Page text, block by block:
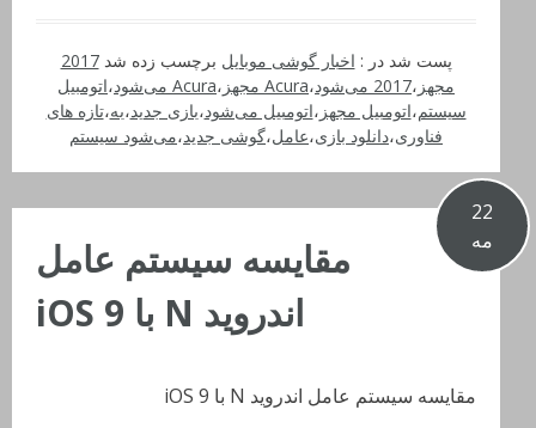
پست شد در : اخبار گوشی موبایل برچسب زده شد2017
مجهز ،2017 می‌شود ،Acura مجهز ،Acura می‌شود ،اتومبیل
سیستم،اتومبیل مجهز ،اتومبیل می‌شود،بازی جدید،به،تازه های
فناوری،دانلود بازی،عامل،گوشی جدید،می‌شود سیستم
22
مه
مقایسه سیستم عامل
اندروید N با iOS 9
مقایسه سیستم عامل اندروید N با iOS 9